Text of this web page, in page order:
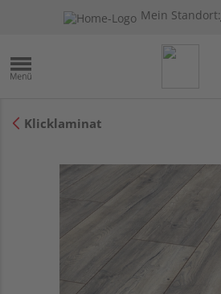
Mein Standort:
Klicklaminat